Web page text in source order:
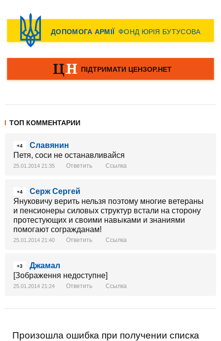
ТОП КОММЕНТАРИИ
+4
Славянин
Петя, соси не останавливайся
25.01.2014 21:35 Ответить Ссылка
+4
Серж Сергей
Януковичу верить нельзя поэтому многие ветераны
и пенсионеры силовых структур встали на сторону
протестующих и своими навыками и знаниями
помогают согражданам!
25.01.2014 21:40 Ответить Ссылка
+3
Джамал
[Зображення недоступне]
25.01.2014 21:24 Ответить Ссылка
Произошла ошибка при получении списка